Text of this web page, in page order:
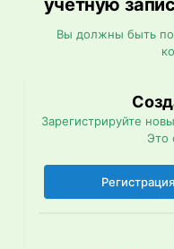
учётную
Вы должны быть
Зарегистрируйте
Это